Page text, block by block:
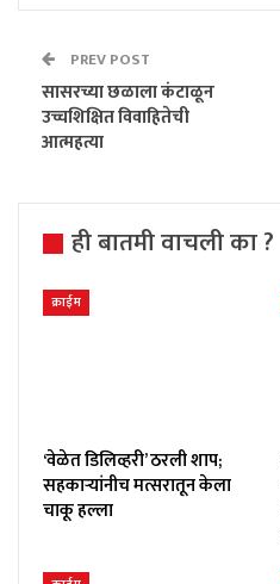
PREV POST
सासरच्या छळाला कंटाळून
उच्चशिक्षित विवाहितेची
आत्महत्या
ही बातमी वाचली का ?
क्राईम
‘वेळेत डिलिव्हरी’ ठरली शाप;
सहकाऱ्यांनीच मत्सरातून केला
चाकू हल्ला